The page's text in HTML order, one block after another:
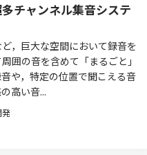
チャンネル集音システ
，巨大な空間において録音を
囲の音を含めて「まるごと」
や，特定の位置で聞こえる音
高い音...
発